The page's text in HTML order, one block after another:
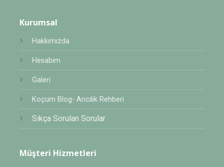
Kurumsal
Hakkımızda
Hesabım
Galeri
Koçum Blog- Arıcılık Rehberi
Sıkça Sorulan Sorular
Müşteri Hizmetleri